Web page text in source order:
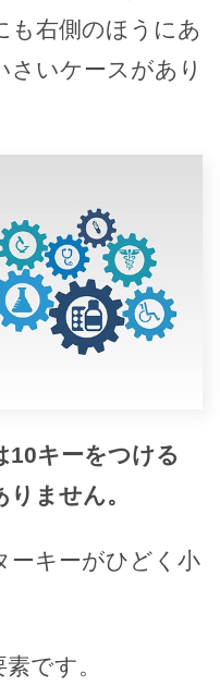
も右側のほうにあ
さいケースがあり
10キーをつける
ません。
ーキーがひどく小
です。